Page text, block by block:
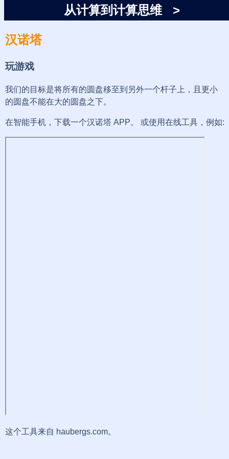
从计算到计算思维 >
汉诺塔
玩游戏
我们的目标是将所有的圆盘移至到另外一个杆子上，且更小
的圆盘不能在大的圆盘之下。
在智能手机，下载一个汉诺塔 APP。 或使用在线工具，例如:
这个工具来自 haubergs.com。